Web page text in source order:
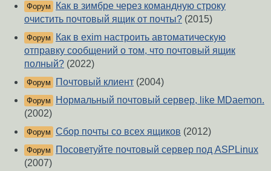
Форум
Как в зимбре через командную строку
очистить почтовый ящик от почты? (2015)
Форум
Как в exim настроить автоматическую
отправку сообщений о том, что почтовый ящик
полный? (2022)
Форум Почтовый клиент (2004)
Форум
Нормальный почтовый сервер, like MDaemon.
(2002)
Форум Сбор почты со всех ящиков (2012)
Форум
Посоветуйте почтовый сервер под ASPLinux
(2007)